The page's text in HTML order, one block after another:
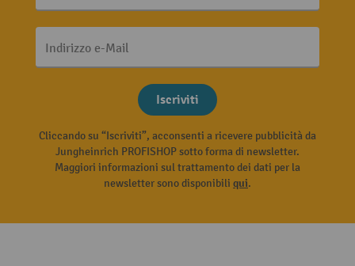
Indirizzo e-Mail
Iscriviti
Cliccando su “Iscriviti”, acconsenti a ricevere pubblicità da
Jungheinrich PROFISHOP sotto forma di newsletter.
Maggiori informazioni sul trattamento dei dati per la
newsletter sono disponibili qui.